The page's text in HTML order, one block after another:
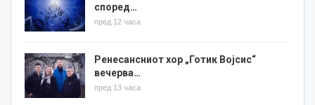
според…
пред 12 часа
Ренесансниот хор „Готик Војсис“
вечерва…
пред 13 часа